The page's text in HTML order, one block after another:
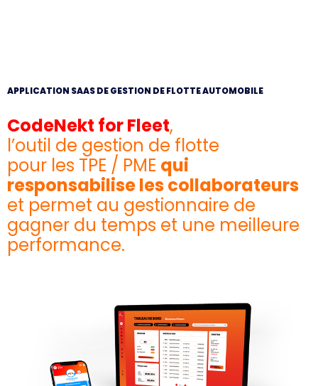
APPLICATION SAAS DE GESTION DE FLOTTE AUTOMOBILE
CodeNekt for Fleet,
l’outil de gestion de flotte
pour les TPE / PME qui
responsabilise les collaborateurs
et permet au gestionnaire de
gagner du temps et une meilleure
performance.